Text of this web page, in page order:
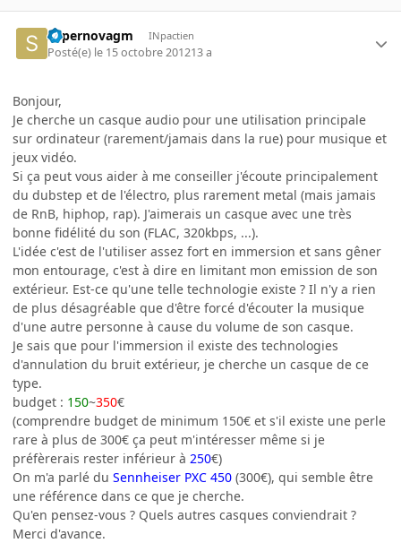
supernovagm INpactien
Posté(e) le 15 octobre 201213 a
Bonjour,
Je cherche un casque audio pour une utilisation principale
sur ordinateur (rarement/jamais dans la rue) pour musique et
jeux vidéo.
Si ça peut vous aider à me conseiller j'écoute principalement
du dubstep et de l'électro, plus rarement metal (mais jamais
de RnB, hiphop, rap). J'aimerais un casque avec une très
bonne fidélité du son (FLAC, 320kbps, ...).
L'idée c'est de l'utiliser assez fort en immersion et sans gêner
mon entourage, c'est à dire en limitant mon emission de son
extérieur. Est-ce qu'une telle technologie existe ? Il n'y a rien
de plus désagréable que d'être forcé d'écouter la musique
d'une autre personne à cause du volume de son casque.
Je sais que pour l'immersion il existe des technologies
d'annulation du bruit extérieur, je cherche un casque de ce
type.
budget : 150~350€
(comprendre budget de minimum 150€ et s'il existe une perle
rare à plus de 300€ ça peut m'intéresser même si je
préfèrerais rester inférieur à 250€)
On m'a parlé du Sennheiser PXC 450 (300€), qui semble être
une référence dans ce que je cherche.
Qu'en pensez-vous ? Quels autres casques conviendrait ?
Merci d'avance.